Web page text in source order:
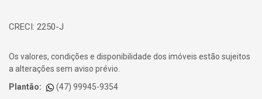
CRECI: 2250-J
Os valores, condições e disponibilidade dos imóveis estão sujeitos
a alterações sem aviso prévio.
Plantão:
(47) 99945-9354